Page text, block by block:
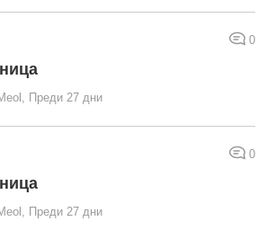
0
Преди 27 дни
0
Преди 27 дни